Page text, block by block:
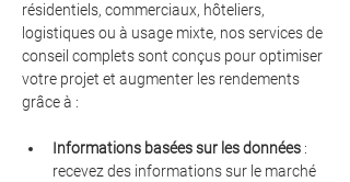
résidentiels, commerciaux, hôteliers,
logistiques ou à usage mixte, nos services de
conseil complets sont conçus pour optimiser
votre projet et augmenter les rendements
grâce à :
Informations basées sur les données :
recevez des informations sur le marché